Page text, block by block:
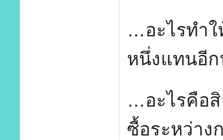
…อะไรทำใ
หนึ่งแทนอีก
…อะไรคือสิ
ซื้อระหว่าง